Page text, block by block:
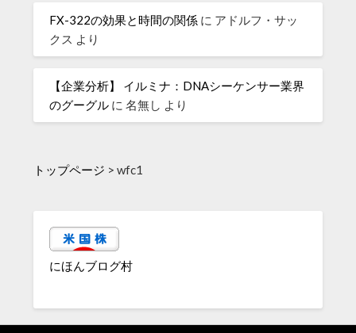
FX-322の効果と時間の関係 に アドルフ・サッ
クス より
【企業分析】 イルミナ：DNAシーケンサー業界
のグーグル に名無し より
トップページ >wfc1
にほんブログ村